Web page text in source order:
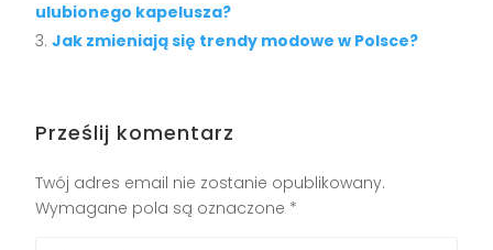
ulubionego kapelusza?
Jak zmieniają się trendy modowe w Polsce?
Prześlij komentarz
Twój adres email nie zostanie opublikowany.
Wymagane pola są oznaczone *